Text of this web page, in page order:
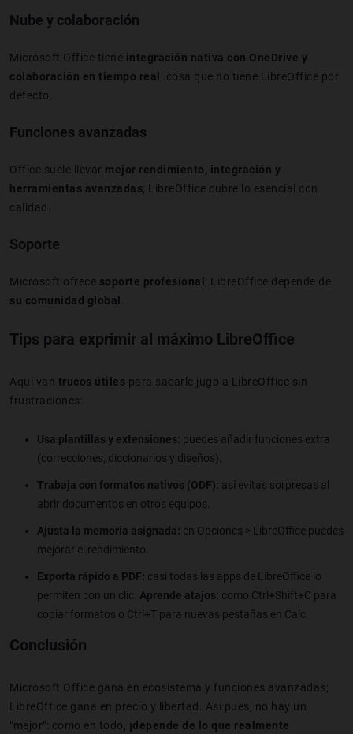
Nube y colaboración
Microsoft Office tiene integración nativa con OneDrive y
colaboración en tiempo real
, cosa que no tiene LibreOffice por
defecto.
Funciones avanzadas
Office suele llevar mejor rendimiento, integración y
herramientas avanzadas; LibreOffice cubre lo esencial con
calidad.
Soporte
Microsoft ofrece soporte profesional ; LibreOffice depende de
su comunidad global
Tips para exprimir al máximo LibreOffice
Aquí van trucos útiles para sacarle jugo a LibreOffice sin
frustraciones:
Usa plantillas y extensiones: puedes añadir funciones extra
(correcciones, diccionarios y diseños).
Trabaja con formatos nativos (ODF): así evitas sorpresas al
abrir documentos en otros equipos.
Ajusta la memoria asignada: en Opciones > LibreOffice puedes
mejorar el rendimiento.
Exporta rápido a PDF: casi todas las apps de LibreOffice lo
permiten con un clic. Aprende atajos: como Ctrl+Shift+C para
copiar formatos o Ctrl+T para nuevas pestañas en Calc.
Conclusión
Microsoft Office gana en ecosistema y funciones avanzadas;
LibreOffice gana en precio y libertad. Así pues, no hay un
"mejor": como en todo, ¡depende de lo que realmente